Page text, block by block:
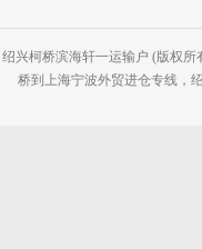
绍兴柯桥滨海轩一运输户 (版权所
桥到上海宁波外贸进仓专线，